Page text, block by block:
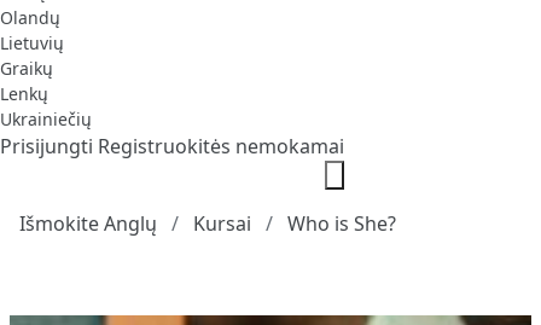
Olandų
Lietuvių
Graikų
Lenkų
Ukrainiečių
Prisijungti Registruokitės nemokamai
Išmokite Anglų Kursai Who is She?